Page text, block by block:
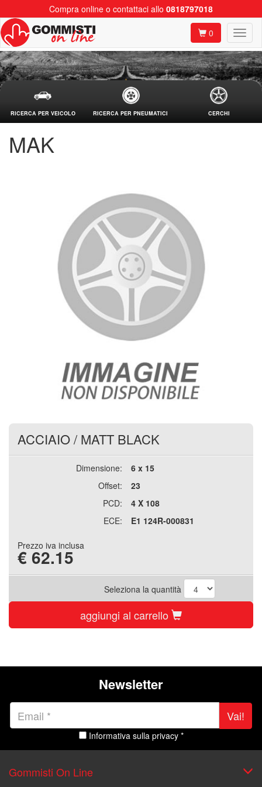
Compra online o contattaci allo 0818797018
0
RICERCA PER VEICOLO RICERCA PER PNEUMATICI CERCHI
MAK
ACCIAIO/ MATT BLACK
Dimensione:
6 x 15
Offset:
23
PCD:
4 X 108
ECE:
E1 124R-000831
Prezzo iva inclusa
€ 62.15
Seleziona la quantità
aggiungi al carrello
Newsletter
Vai!
Informativa sulla privacy *
Gommisti On Line